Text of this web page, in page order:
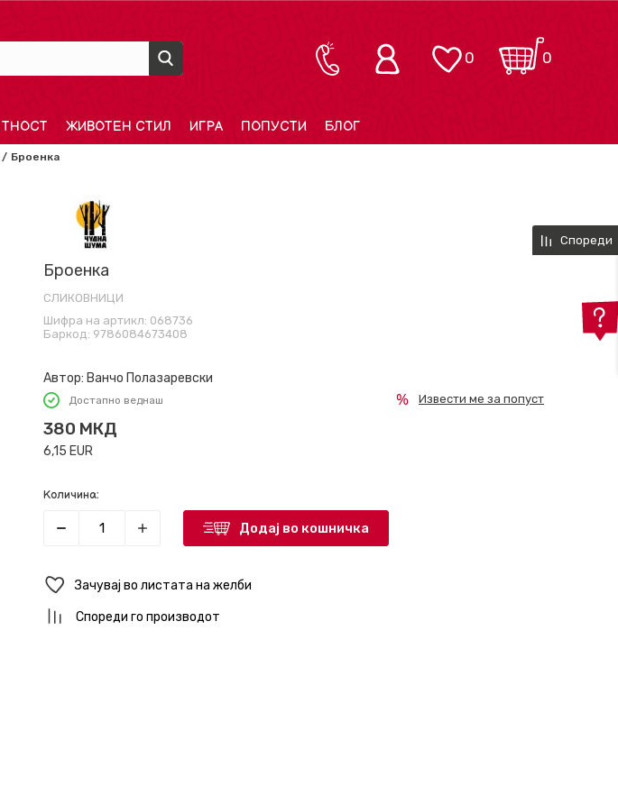
0
0
ЖИВОТЕН СТИЛ ИГРА ПОПУСТИ БЛОГ
Броенка
Броенка
СЛИКОВНИЦИ
Шифра на артикл: 068736
Баркод: 9786084673408
Автор: Ванчо Полазаревски
Достапно веднаш
380 МКД
6,15 EUR
Извести ме за попуст
Количина:
Додај во кошничка
Зачувај во листата на желби
Спореди го производот
Спореди